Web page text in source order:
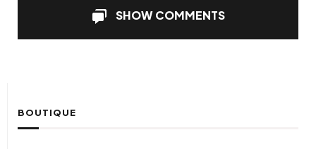
SHOW COMMENTS
BOUTIQUE